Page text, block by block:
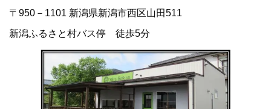
〒950－1101 新潟県新潟市西区山田511
新潟ふるさと村バス停 徒歩5分